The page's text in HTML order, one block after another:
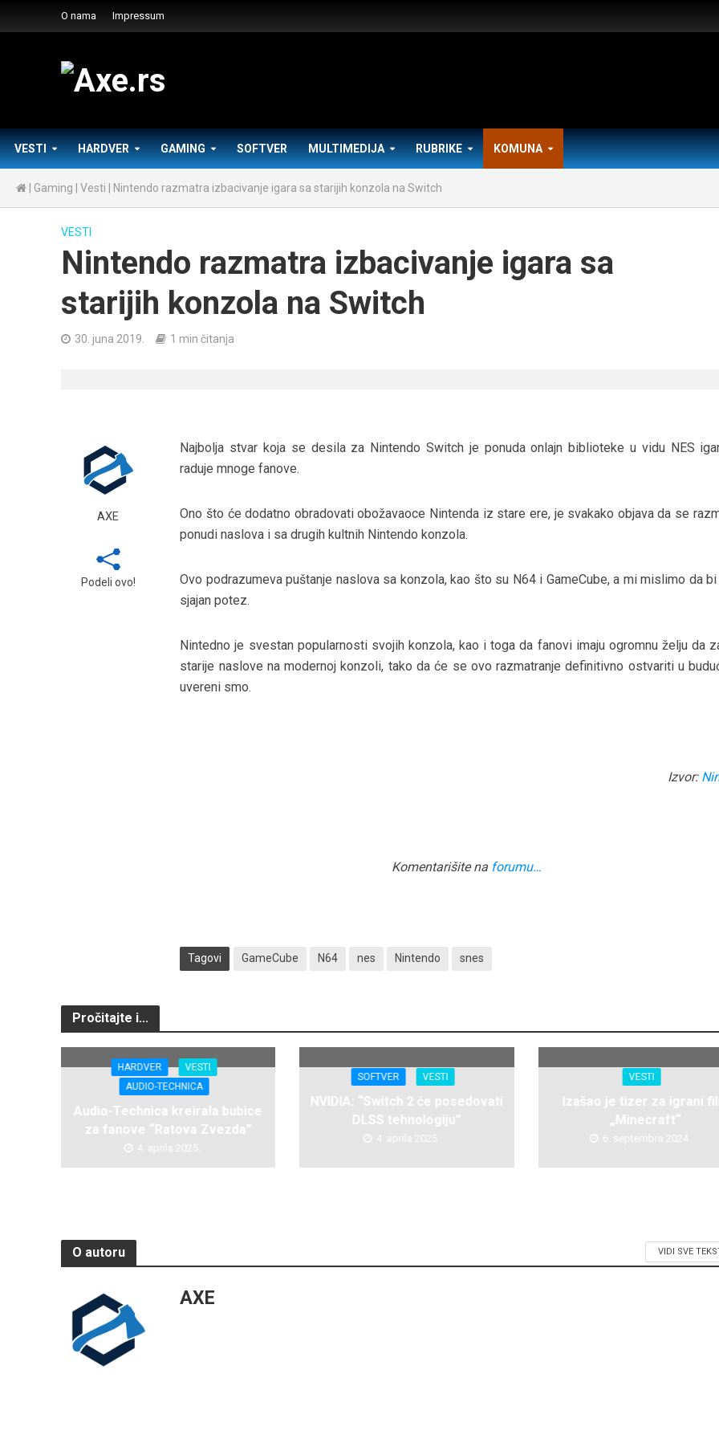
O nama Impressum
VESTI HARDVER GAMING SOFTVER MULTIMEDIJA RUBRIKE KOMUNA
Gaming Vesti Nintendo razmatra izbacivanje igara sa starijih konzola na Switch
VESTI
Nintendo razmatra izbacivanje igara sa
starijih konzola na Switch
30. juna 2019. 1 min čitanja
AXE
Podeli ovo!
Najbolja stvar koja se desila za Nintendo Switch je ponuda onlajn biblioteke u vidu NES
raduje mnoge fanove.
Ono što će dodatno obradovati obožavaoce Nintenda iz stare ere, je svakako objava da se
ponudi naslova i sa drugih kultnih Nintendo konzola.
Ovo podrazumeva puštanje naslova sa konzola, kao što su N64 i GameCube, a mi mislimo da
sjajan potez.
Nintedno je svestan popularnosti svojih konzola, kao i toga da fanovi imaju ogromnu želju da
starije naslove na modernoj konzoli, tako da će se ovo razmatranje definitivno ostvariti u
uvereni smo.
Izvor:
Komentarišite na forumu…
Tagovi GameCube N64 nes Nintendo snes
Pročitajte i...
HARDVER
VESTI
AUDIO-TECHNICA
Audio-Technica kreirala bubice
za fanove “Ratova Zvezda”
4. aprila 2025.
SOFTVER VESTI
NVIDIA: “Switch 2 će posedovati
DLSS tehnologiju”
4. aprila 2025.
VESTI
Izašao je tizer za igrani
„Minecraft“
6. septembra 2024.
O autoru VIDI SVE
AXE